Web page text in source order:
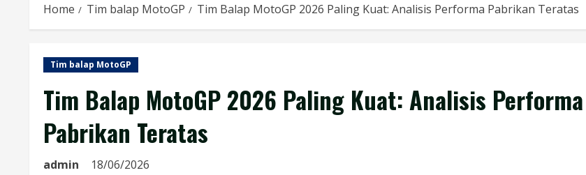
Home Tim balap MotoGP Tim Balap MotoGP 2026 Paling Kuat: Analisis Performa Pabrikan Teratas
Tim balap MotoGP
Tim Balap MotoGP 2026 Paling Kuat: Analisis Performa
Pabrikan Teratas
admin 18/06/2026